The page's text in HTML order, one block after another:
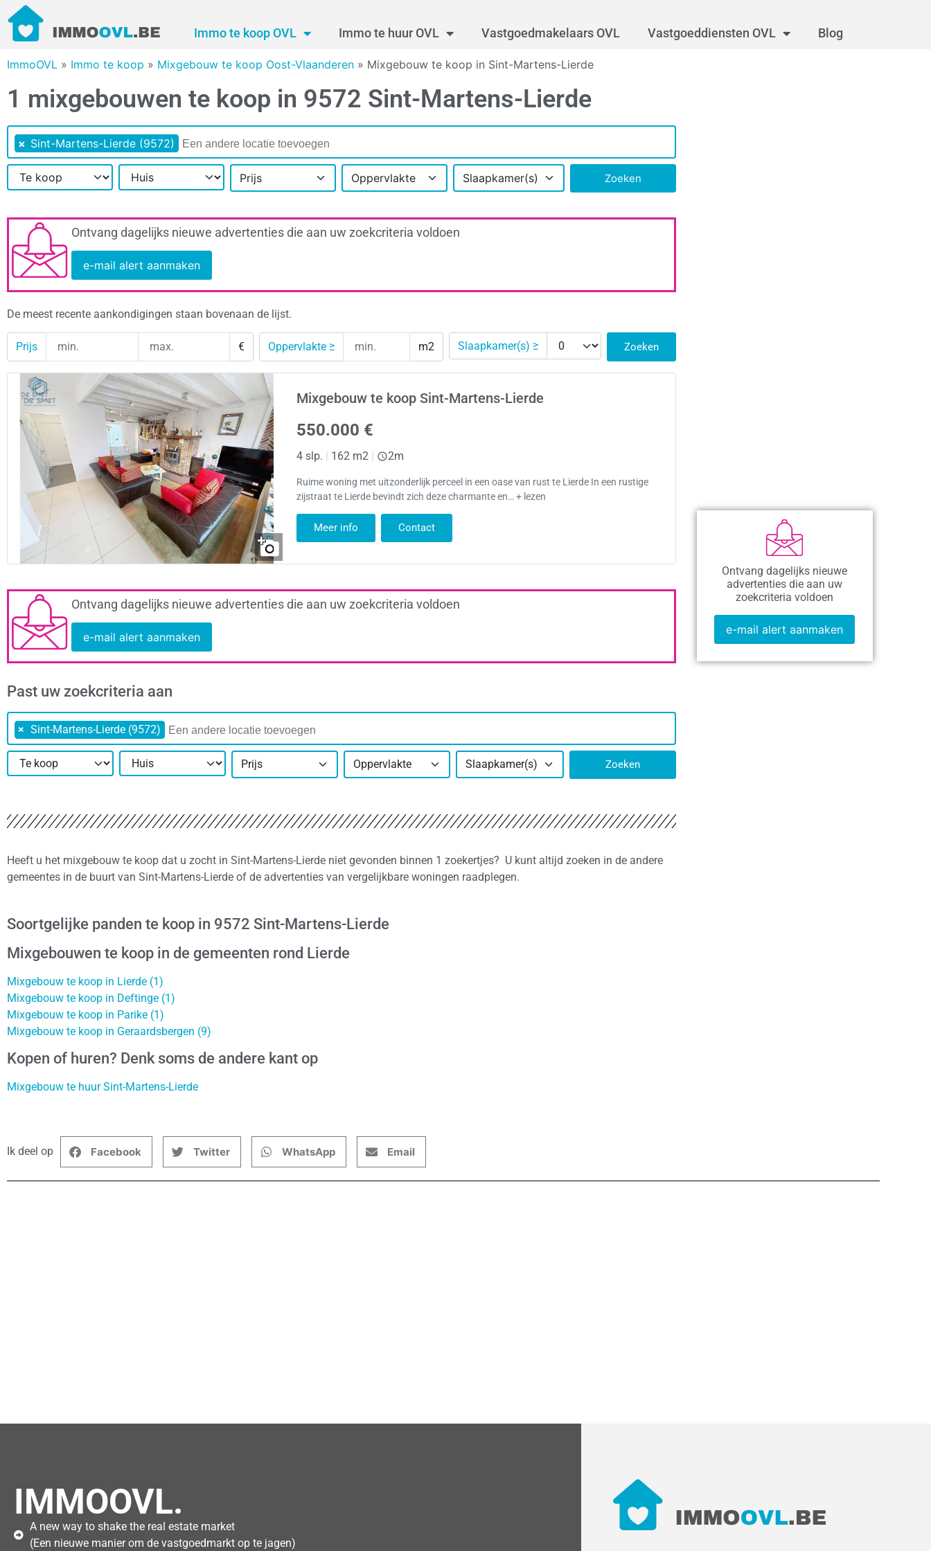
Immo te koop OVL Immo te huur OVL Vastgoedmakelaars OVL Vastgoeddiensten OVL Blog
ImmoOVL » Immo te koop » Mixgebouw te koop Oost-Vlaanderen » Mixgebouw te koop in Sint-Martens-Lierde
1 mixgebouwen te koop in 9572 Sint-Martens-Lierde
× Sint-Martens-Lierde (9572)
Prijs Oppervlakte Slaapkamer(s) Zoeken
Ontvang dagelijks nieuwe advertenties die aan uw zoekcriteria voldoen
e-mail alert aanmaken
De meest recente aankondigingen staan bovenaan de lijst.
Prijs € Oppervlakte ≥ m2 Slaapkamer(s) ≥ Zoeken
Mixgebouw te koop Sint-Martens-Lierde
550.000 €
4 slp. 162 m2 2m
Ruime woning met uitzonderlijk perceel in een oase van rust te Lierde In een rustige
zijstraat te Lierde bevindt zich deze charmante en… + lezen
Meer info Contact
Ontvang dagelijks nieuwe advertenties die aan uw zoekcriteria voldoen
e-mail alert aanmaken
Past uw zoekcriteria aan
× Sint-Martens-Lierde (9572)
Prijs Oppervlakte Slaapkamer(s) Zoeken
Heeft u het mixgebouw te koop dat u zocht in Sint-Martens-Lierde niet gevonden binnen 1 zoekertjes? U kunt altijd zoeken in de andere
gemeentes in de buurt van Sint-Martens-Lierde of de advertenties van vergelijkbare woningen raadplegen.
Soortgelijke panden te koop in 9572 Sint-Martens-Lierde
Mixgebouwen te koop in de gemeenten rond Lierde
Mixgebouw te koop in Lierde (1)
Mixgebouw te koop in Deftinge (1)
Mixgebouw te koop in Parike (1)
Mixgebouw te koop in Geraardsbergen (9)
Kopen of huren? Denk soms de andere kant op
Mixgebouw te huur Sint-Martens-Lierde
Ontvang dagelijks nieuwe
advertenties die aan uw
zoekcriteria voldoen
e-mail alert aanmaken
Ik deel op Facebook Twitter WhatsApp Email
IMMOOVL.
A new way to shake the real estate market
(Een nieuwe manier om de vastgoedmarkt op te jagen)